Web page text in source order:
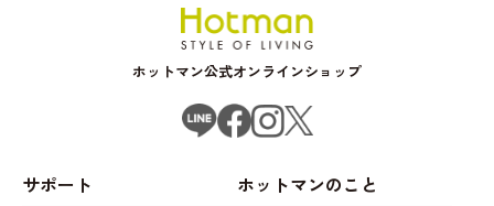
ホットマン公式オンラインショップ
サポート ホットマンのこと